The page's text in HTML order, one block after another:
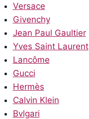
Versace
Givenchy
Jean Paul Gaultier
Yves Saint Laurent
Lancôme
Gucci
Hermès
Calvin Klein
Bvlgari